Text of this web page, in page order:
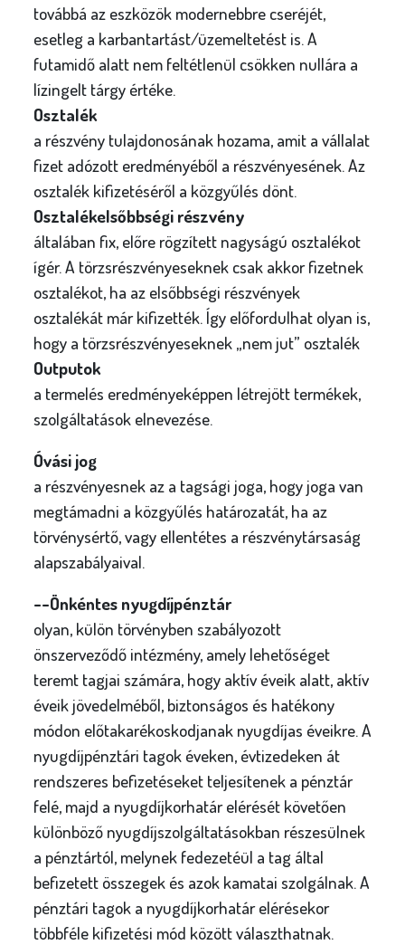
továbbá az eszközök modernebbre cseréjét,
esetleg a karbantartást/üzemeltetést is. A
futamidő alatt nem feltétlenül csökken nullára a
lízingelt tárgy értéke.
Osztalék
a részvény tulajdonosának hozama, amit a vállalat
fizet adózott eredményéből a részvényesének. Az
osztalék kifizetéséről a közgyűlés dönt.
Osztalékelsőbbségi részvény
általában fix, előre rögzített nagyságú osztalékot
ígér. A törzsrészvényeseknek csak akkor fizetnek
osztalékot, ha az elsőbbségi részvények
osztalékát már kifizették. Így előfordulhat olyan is,
hogy a törzsrészvényeseknek „nem jut” osztalék
Outputok
a termelés eredményeképpen létrejött termékek,
szolgáltatások elnevezése.
Óvási jog
a részvényesnek az a tagsági joga, hogy joga van
megtámadni a közgyűlés határozatát, ha az
törvénysértő, vagy ellentétes a részvénytársaság
alapszabályaival.
--Önkéntes nyugdíjpénztár
olyan, külön törvényben szabályozott
önszerveződő intézmény, amely lehetőséget
teremt tagjai számára, hogy aktív éveik alatt, aktív
éveik jövedelméből, biztonságos és hatékony
módon előtakarékoskodjanak nyugdíjas éveikre. A
nyugdíjpénztári tagok éveken, évtizedeken át
rendszeres befizetéseket teljesítenek a pénztár
felé, majd a nyugdíjkorhatár elérését követően
különböző nyugdíjszolgáltatásokban részesülnek
a pénztártól, melynek fedezetéül a tag által
befizetett összegek és azok kamatai szolgálnak. A
pénztári tagok a nyugdíjkorhatár elérésekor
többféle kifizetési mód között választhatnak.